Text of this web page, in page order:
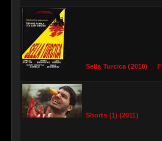
Sella Turcica (2010)
Shorts (1) (2011)